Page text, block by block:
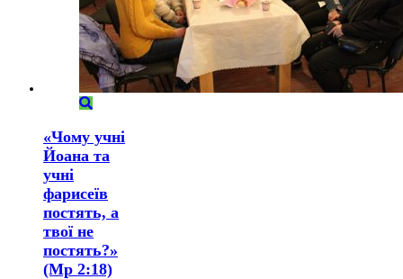
«Чому учні
Йоана та
учні
фарисеїв
постять, а
твої не
постять?»
(Мр 2:18)